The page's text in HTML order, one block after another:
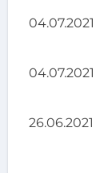
04.07.2021
04.07.2021
26.06.2021